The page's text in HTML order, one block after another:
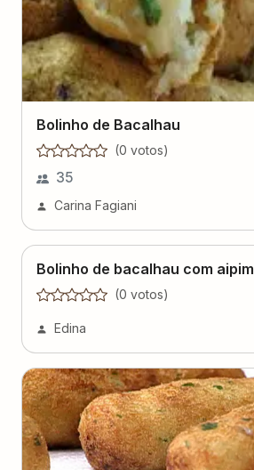
Bolinho de Bacalhau
(0 votos)
35
Carina Fagiani
Bolinho de bacalhau com aipim
(0 votos)
Edina